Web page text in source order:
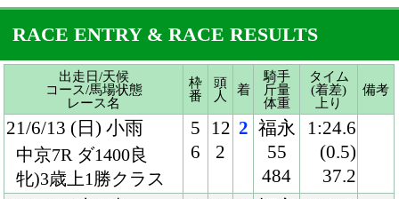
20/1/18 (土) 晴
京都4R ダ1400稍
混)3歳新馬
7
16 1 福永
462
1:26.8
PageTop
Home
Back
クラブ紹介 入会案内 所属馬情報 お問合せ
著作権 個人情報保護方針 ファンド勧誘方針